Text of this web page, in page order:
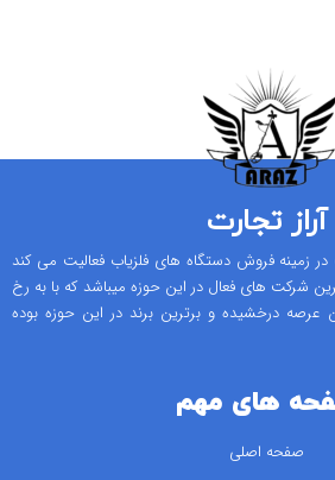
آراز تجارت
زمینه فروش دستگاه های فلزیاب فعالیت می کند
شرکت های فعال در این حوزه میباشد که با به رخ
درخشیده و برترین برند در این حوزه بوده
های مهم
صفحه اصلی